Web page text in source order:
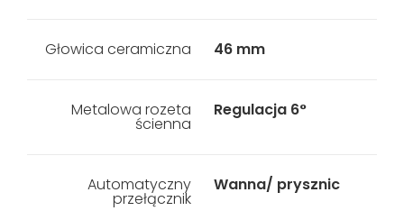
Głowica ceramiczna 46 mm
Metalowa rozeta
ścienna
Regulacja 6°
Automatyczny
przełącznik
Wanna/ prysznic